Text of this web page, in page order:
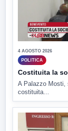
4 AGOSTO 2026
POLITICA
Costituita la
A Palazzo Mosti,
costituita...